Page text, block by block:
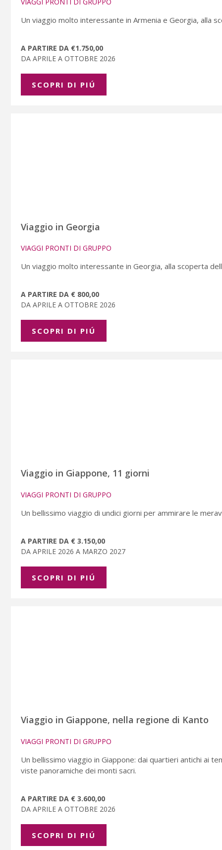
Un viaggio molto interessante in Armenia e Georgia, alla
A PARTIRE DA €1.750,00
DA APRILE A OTTOBRE 2026
SCOPRI DI PIÚ
Viaggio in Georgia
VIAGGI PRONTI DI GRUPPO
Un viaggio molto interessante in Georgia, alla scoperta
A PARTIRE DA € 800,00
DA APRILE A OTTOBRE 2026
SCOPRI DI PIÚ
Viaggio in Giappone, 11 giorni
VIAGGI PRONTI DI GRUPPO
Un bellissimo viaggio di undici giorni per ammirare le
A PARTIRE DA € 3.150,00
DA APRILE 2026 A MARZO 2027
SCOPRI DI PIÚ
Viaggio in Giappone, nella regione di Kanto
VIAGGI PRONTI DI GRUPPO
Un bellissimo viaggio in Giappone: dai quartieri antichi ai
viste panoramiche dei monti sacri.
A PARTIRE DA € 3.600,00
DA APRILE A OTTOBRE 2026
SCOPRI DI PIÚ